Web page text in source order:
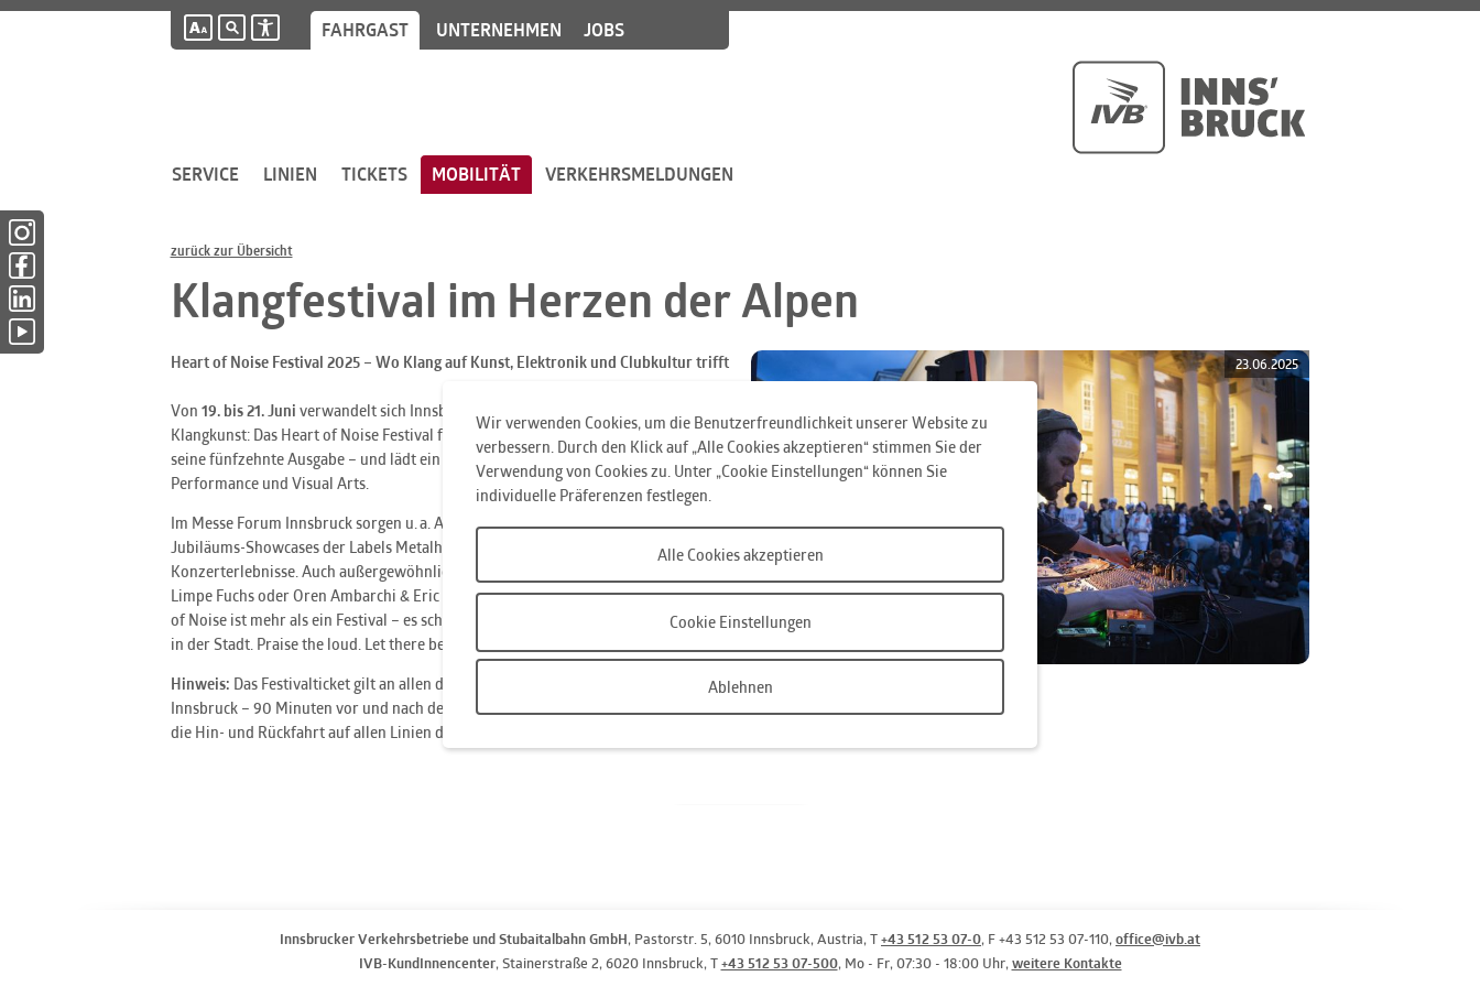
FAHRGAST UNTERNEHMEN JOBS
SERVICE LINIEN TICKETS MOBILITÄT VERKEHRSMELDUNGEN
zurück zur Übersicht
Klangfestival im Herzen der Alpen
Heart of Noise Festival 2025 – Wo Klang auf Kunst, Elektronik und Clubkultur trifft
Von 19. bis 21. Juni verwandelt sich Innsbruck in ein Zentrum für zeitgenössische
Klangkunst: Das Heart of Noise Festival feiert unter dem Motto „Let there be all“
seine fünfzehnte Ausgabe – und lädt ein zu einer Reise durch elektronische Musik,
Performance und Visual Arts.
Im Messe Forum Innsbruck sorgen u. a. Anthony Rother, The Orb sowie die
Jubiläums-Showcases der Labels Metalheadz und Planet µ für dichte, audiovisuelle
Konzerterlebnisse. Auch außergewöhnliche Kollaborationen – wie Mark Fell &
Limpe Fuchs oder Oren Ambarchi & Eric Thielemans – stehen am Programm. Heart
of Noise ist mehr als ein Festival – es schafft einen temporären Klangraum mitten
in der Stadt. Praise the loud. Let there be all! Alle Infos unter
Hinweis: Das Festivalticket gilt an allen drei Tagen als IVB-Ticket für die Kernzone
Innsbruck – 90 Minuten vor und nach dem jeweiligen Veranstaltungsbeginn für
die Hin- und Rückfahrt auf allen Linien der IVB (ausgenommen Sightseer).
23.06.2025
Innsbrucker Verkehrsbetriebe und Stubaitalbahn GmbH, Pastorstr. 5, 6010 Innsbruck, Austria, T+43 512 53 07-0, F +43 512 53 07-110, office@ivb.at
IVB-KundInnencenter, Stainerstraße 2, 6020 Innsbruck, T+43 512 53 07-500, Mo - Fr, 07:30 - 18:00 Uhr, weitere Kontakte
Instagram (öffnet in neuem Fenster)
Facebook (öffnet in neuem Fenster)
LinkedIn (öffnet in neuem Fenster)
YouTube (öffnet in neuem Fenster)
Wir verwenden Cookies, um die Benutzerfreundlichkeit unserer Website zu
verbessern. Durch den Klick auf „Alle Cookies akzeptieren“ stimmen Sie der
Verwendung von Cookies zu. Unter „Cookie Einstellungen“ können Sie
individuelle Präferenzen festlegen.
Cookie Einstellungen
Ablehnen
Alle Cookies akzeptieren